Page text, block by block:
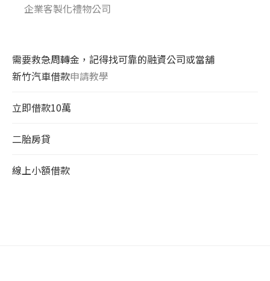
企業客製化禮物公司
需要救急周轉金，記得找可靠的融資公司或當舖
新竹汽車借款申請教學
立即借款10萬
二胎房貸
線上小額借款